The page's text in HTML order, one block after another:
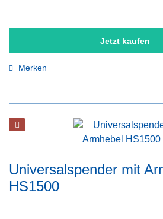
Jetzt kaufen
Merken
Universalspender mit
HS1500